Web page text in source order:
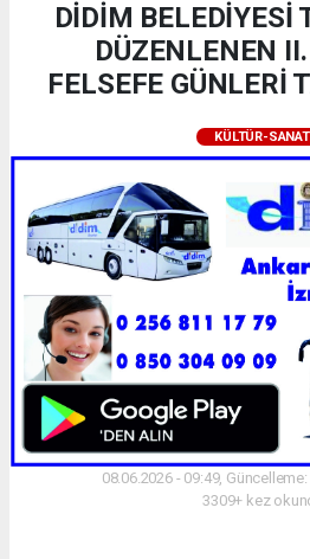
DİDİM BELEDİYESİ
DÜZENLENEN
FELSEFE GÜNLERİ
KÜLTÜR-SANAT
08.06.2026 - 09:49,
3309+ kez